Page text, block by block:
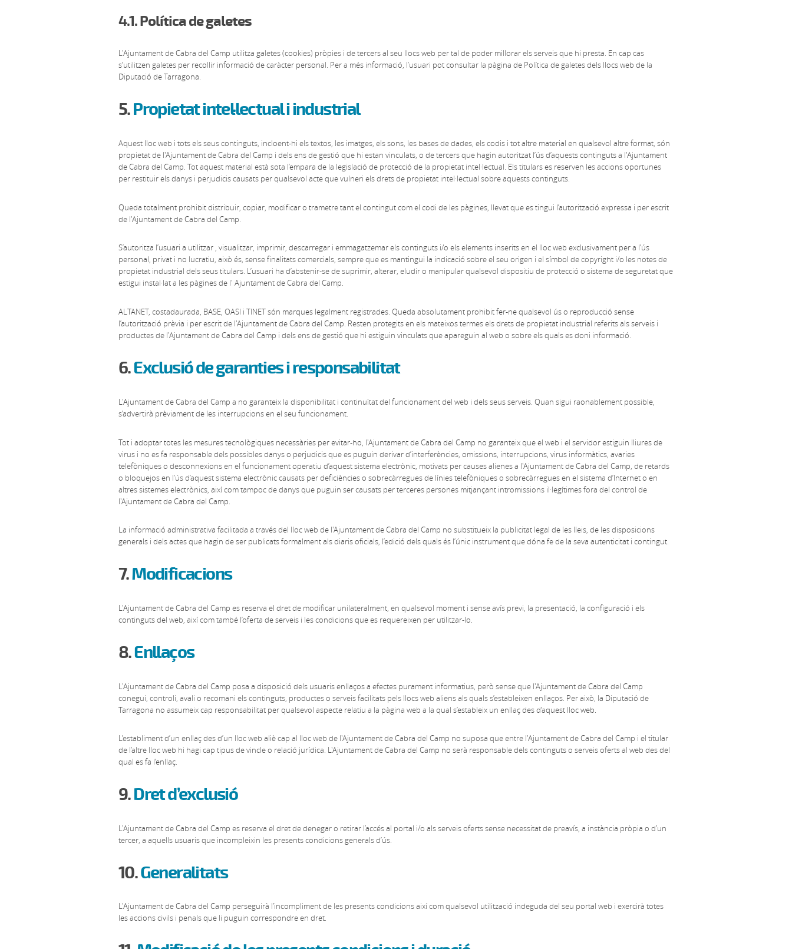
4.1. Política de galetes
L'Ajuntament de Cabra del Camp utilitza galetes (cookies) pròpies i de tercers al seu llocs web per tal de poder millorar els serveis que hi presta. En cap cas
s’utilitzen galetes per recollir informació de caràcter personal. Per a més informació, l’usuari pot consultar la pàgina de Política de galetes dels llocs web de la
Diputació de Tarragona.
5.Propietat intel·lectual i industrial
Aquest lloc web i tots els seus continguts, incloent-hi els textos, les imatges, els sons, les bases de dades, els codis i tot altre material en qualsevol altre format, són
propietat de l'Ajuntament de Cabra del Camp i dels ens de gestió que hi estan vinculats, o de tercers que hagin autoritzat l’ús d’aquests continguts a l'Ajuntament
de Cabra del Camp. Tot aquest material està sota l’empara de la legislació de protecció de la propietat intel·lectual. Els titulars es reserven les accions oportunes
per restituir els danys i perjudicis causats per qualsevol acte que vulneri els drets de propietat intel·lectual sobre aquests continguts.
Queda totalment prohibit distribuir, copiar, modificar o trametre tant el contingut com el codi de les pàgines, llevat que es tingui l’autorització expressa i per escrit
de l'Ajuntament de Cabra del Camp.
S’autoritza l’usuari a utilitzar , visualitzar, imprimir, descarregar i emmagatzemar els continguts i/o els elements inserits en el lloc web exclusivament per a l’ús
personal, privat i no lucratiu, això és, sense finalitats comercials, sempre que es mantingui la indicació sobre el seu origen i el símbol de copyright i/o les notes de
propietat industrial dels seus titulars. L’usuari ha d’abstenir-se de suprimir, alterar, eludir o manipular qualsevol dispositiu de protecció o sistema de seguretat que
estigui instal·lat a les pàgines de l' Ajuntament de Cabra del Camp.
ALTANET, costadaurada, BASE, OASI i TINET són marques legalment registrades. Queda absolutament prohibit fer-ne qualsevol ús o reproducció sense
l’autorització prèvia i per escrit de l'Ajuntament de Cabra del Camp. Resten protegits en els mateixos termes els drets de propietat industrial referits als serveis i
productes de l'Ajuntament de Cabra del Camp i dels ens de gestió que hi estiguin vinculats que apareguin al web o sobre els quals es doni informació.
6.Exclusió de garanties i responsabilitat
L'Ajuntament de Cabra del Camp a no garanteix la disponibilitat i continuïtat del funcionament del web i dels seus serveis. Quan sigui raonablement possible,
s’advertirà prèviament de les interrupcions en el seu funcionament.
Tot i adoptar totes les mesures tecnològiques necessàries per evitar-ho, l'Ajuntament de Cabra del Camp no garanteix que el web i el servidor estiguin lliures de
virus i no es fa responsable dels possibles danys o perjudicis que es puguin derivar d’interferències, omissions, interrupcions, virus informàtics, avaries
telefòniques o desconnexions en el funcionament operatiu d’aquest sistema electrònic, motivats per causes alienes a l'Ajuntament de Cabra del Camp, de retards
o bloquejos en l’ús d’aquest sistema electrònic causats per deficiències o sobrecàrregues de línies telefòniques o sobrecàrregues en el sistema d’Internet o en
altres sistemes electrònics, així com tampoc de danys que puguin ser causats per terceres persones mitjançant intromissions il·legítimes fora del control de
l'Ajuntament de Cabra del Camp.
La informació administrativa facilitada a través del lloc web de l'Ajuntament de Cabra del Camp no substitueix la publicitat legal de les lleis, de les disposicions
generals i dels actes que hagin de ser publicats formalment als diaris oficials, l’edició dels quals és l’únic instrument que dóna fe de la seva autenticitat i contingut.
7.Modificacions
L'Ajuntament de Cabra del Camp es reserva el dret de modificar unilateralment, en qualsevol moment i sense avís previ, la presentació, la configuració i els
continguts del web, així com també l’oferta de serveis i les condicions que es requereixen per utilitzar-lo.
8.Enllaços
L'Ajuntament de Cabra del Camp posa a disposició dels usuaris enllaços a efectes purament informatius, però sense que l'Ajuntament de Cabra del Camp
conegui, controli, avali o recomani els continguts, productes o serveis facilitats pels llocs web aliens als quals s’estableixen enllaços. Per això, la Diputació de
Tarragona no assumeix cap responsabilitat per qualsevol aspecte relatiu a la pàgina web a la qual s’estableix un enllaç des d’aquest lloc web.
L’establiment d’un enllaç des d’un lloc web aliè cap al lloc web de l'Ajuntament de Cabra del Camp no suposa que entre l'Ajuntament de Cabra del Camp i el titular
de l’altre lloc web hi hagi cap tipus de vincle o relació jurídica. L'Ajuntament de Cabra del Camp no serà responsable dels continguts o serveis oferts al web des del
qual es fa l’enllaç.
9.Dret d’exclusió
L'Ajuntament de Cabra del Camp es reserva el dret de denegar o retirar l’accés al portal i/o als serveis oferts sense necessitat de preavís, a instància pròpia o d’un
tercer, a aquells usuaris que incompleixin les presents condicions generals d’ús.
10.Generalitats
L'Ajuntament de Cabra del Camp perseguirà l’incompliment de les presents condicions així com qualsevol utilització indeguda del seu portal web i exercirà totes
les accions civils i penals que li puguin correspondre en dret.